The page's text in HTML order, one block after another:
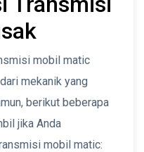
mobil matic
mekanik yang
berikut beberapa
jika Anda
mobil matic: